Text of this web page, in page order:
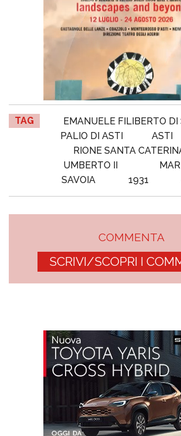
TAG
EMANUELE FILIBERTO DI
PALIO DI ASTI
ASTI
RIONE SANTA
UMBERTO II
SAVOIA
1931
COMMENTA
SCRIVI/SCOPRI I